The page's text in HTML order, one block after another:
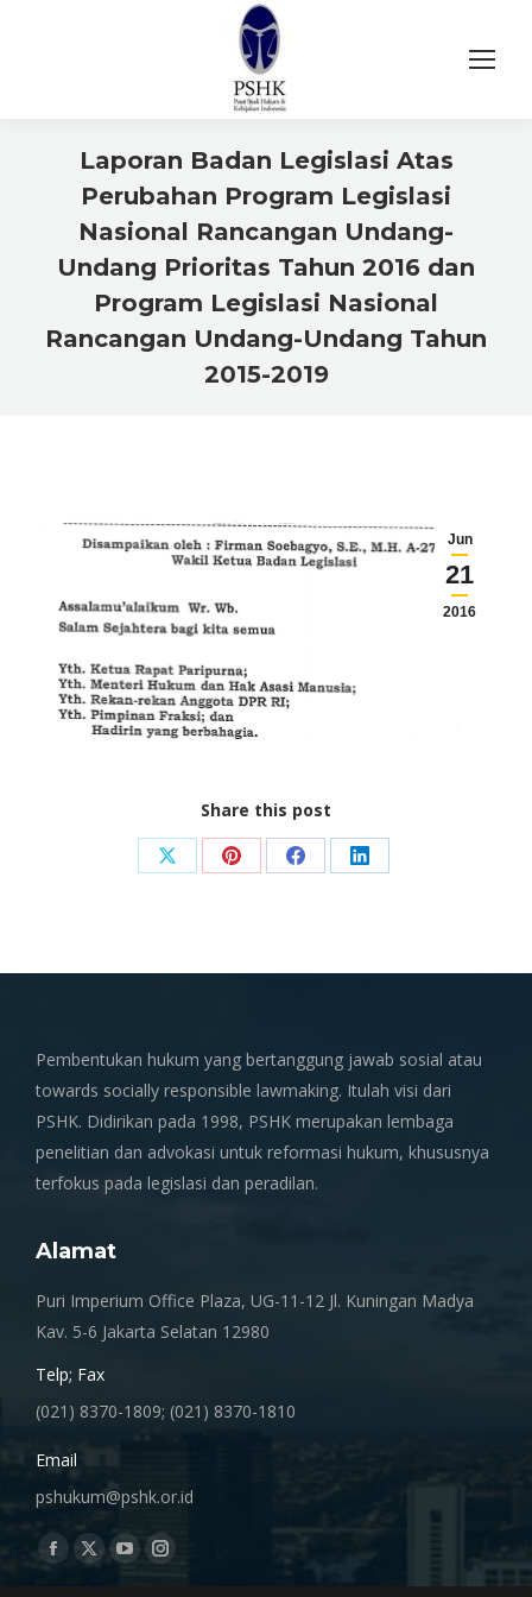
Laporan Badan Legislasi Atas
Perubahan Program Legislasi
Nasional Rancangan Undang-
Undang Prioritas Tahun 2016 dan
Program Legislasi Nasional
Rancangan Undang-Undang Tahun
2015-2019
Jun
21
2016
Share this post
Share Share Share Share
Pembentukan hukum yang bertanggung jawab sosial atau
towards socially responsible lawmaking. Itulah visi dari
PSHK. Didirikan pada 1998, PSHK merupakan lembaga
penelitian dan advokasi untuk reformasi hukum, khususnya
terfokus pada legislasi dan peradilan.
Alamat
Puri Imperium Office Plaza, UG-11-12 Jl. Kuningan Madya
Kav. 5-6 Jakarta Selatan 12980
Telp; Fax
(021) 8370-1809; (021) 8370-1810
Email
pshukum@pshk.or.id
Find us on:
Facebook
X
YouTubeInstagram